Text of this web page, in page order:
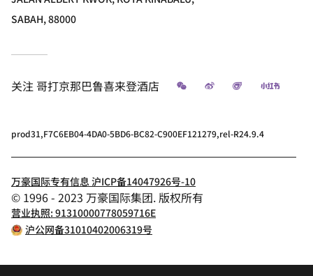
SABAH, 88000
关注 哥打京那巴鲁喜来登酒店 微信 微博 飞猪 小红书
prod31,F7C6EB04-4DA0-5BD6-BC82-C900EF121279,rel-R24.9.4
万豪国际专有信息 沪ICP备14047926号-10
© 1996 - 2023 万豪国际集团. 版权所有
营业执照: 91310000778059716E
沪公网备31010402006319号